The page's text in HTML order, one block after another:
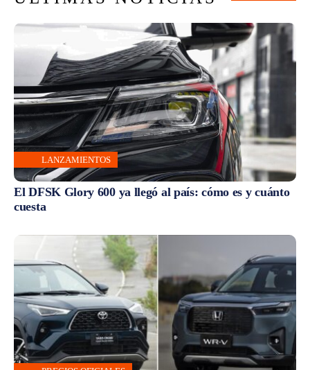
LANZAMIENTOS
El DFSK Glory 600 ya llegó al país: cómo es y cuánto
cuesta